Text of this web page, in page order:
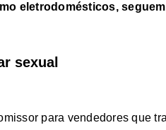
eletrodomésticos,
sexual
para vendedores que